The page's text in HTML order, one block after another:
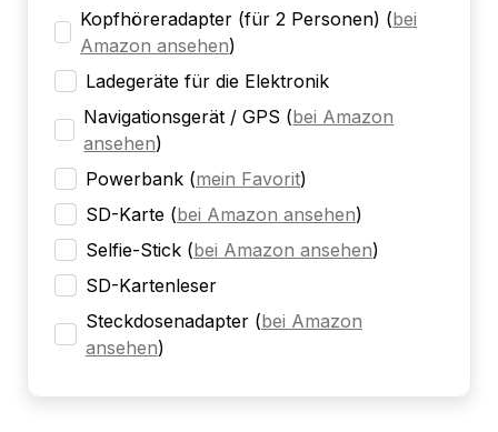
Kopfhöreradapter (für 2 Personen) (bei
Amazon ansehen)
Ladegeräte für die Elektronik
Navigationsgerät / GPS (bei Amazon
ansehen)
Powerbank (mein Favorit)
SD-Karte (bei Amazon ansehen)
Selfie-Stick (bei Amazon ansehen)
SD-Kartenleser
Steckdosenadapter (bei Amazon
ansehen)